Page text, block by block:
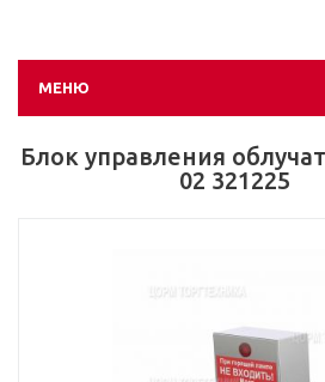
МЕНЮ
Блок управления
02 321225